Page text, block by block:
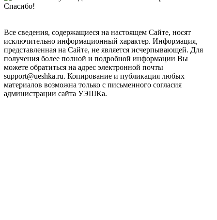
Все сведения, содержащиеся на настоящем Сайте, носят
исключительно информационный характер. Информация,
представленная на Сайте, не является исчерпывающей. Для
получения более полной и подробной информации Вы
можете обратиться на адрес электронной почты
support@ueshka.ru. Копирование и публикация любых
материалов возможна только с письменного согласия
администрации сайта УЭШКа.